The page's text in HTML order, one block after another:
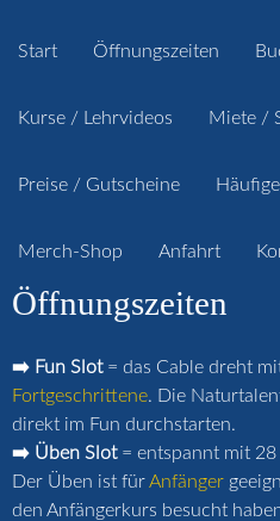
Start Öffnungszeiten
Kurse / Lehrvideos Miete /
Preise / Gutscheine
Merch-Shop Anfahrt
Öffnungszeiten
➡️ Fun Slot= das Cable dreht
Fortgeschrittene. Die
direkt im Fun durchstarten.
➡️ Üben Slot= entspannt mit 28
Der Üben ist fürAnfänger
den Anfängerkurs besucht